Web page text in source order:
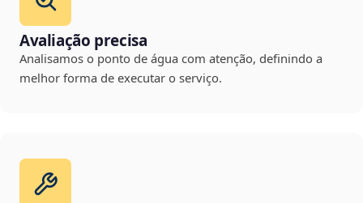
Avaliação precisa
Analisamos o ponto de água com atenção, definindo a
melhor forma de executar o serviço.